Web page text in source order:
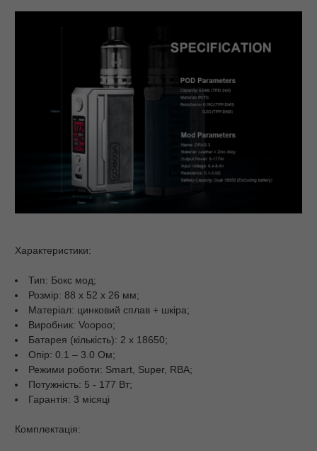
Характеристики:
Тип: Бокс мод;
Розмір: 88 х 52 х 26 мм;
Матеріал: цинковий сплав + шкіра;
Виробник: Voopoo;
Батарея (кількість): 2 x 18650;
Опір: 0.1 – 3.0 Ом;
Режими роботи: Smart, Super, RBA;
Потужність: 5 - 177 Вт;
Гарантія: 3 місяці
Комплектація: